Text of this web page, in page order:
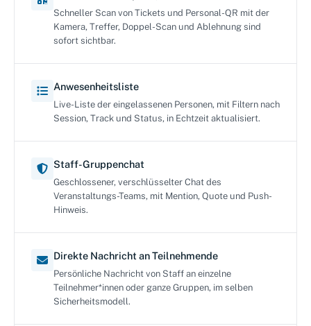
Schneller Scan von Tickets und Personal-QR mit der
Kamera, Treffer, Doppel-Scan und Ablehnung sind
sofort sichtbar.
Anwesenheitsliste
Live-Liste der eingelassenen Personen, mit Filtern nach
Session, Track und Status, in Echtzeit aktualisiert.
Staff-Gruppenchat
Geschlossener, verschlüsselter Chat des
Veranstaltungs-Teams, mit Mention, Quote und Push-
Hinweis.
Direkte Nachricht an Teilnehmende
Persönliche Nachricht von Staff an einzelne
Teilnehmer*innen oder ganze Gruppen, im selben
Sicherheitsmodell.